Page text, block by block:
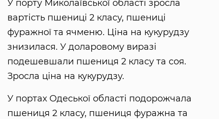
У порту Миколаївської області зросла
вартість пшениці 2 класу, пшениці
фуражної та ячменю. Ціна на кукурудзу
знизилася. У доларовому виразі
подешевшали пшениця 2 класу та соя.
Зросла ціна на кукурудзу.
У портах Одеської області подорожчала
пшениця 2 класу, пшениця фуражна та